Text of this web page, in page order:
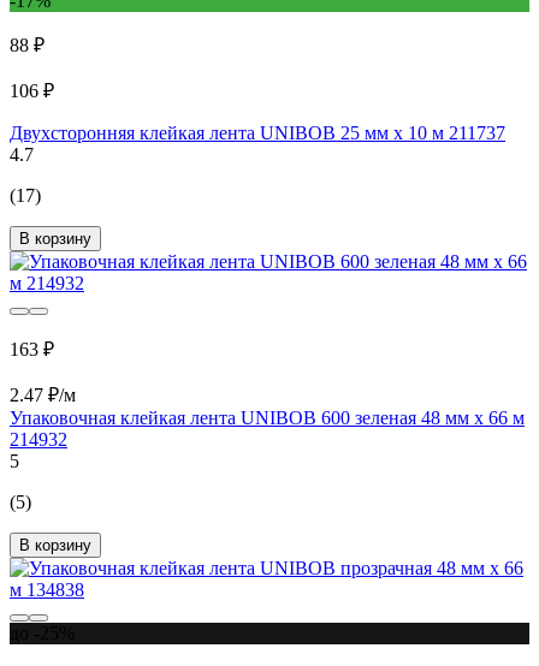
88 ₽
106 ₽
Двухсторонняя клейкая лента UNIBOB 25 мм х 10 м 211737
4.7
(17)
В корзину
163 ₽
2.47 ₽/м
Упаковочная клейкая лента UNIBOB 600 зеленая 48 мм х 66 м
214932
5
(5)
В корзину